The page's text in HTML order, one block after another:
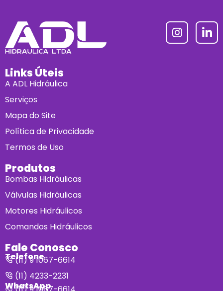
Links Úteis
A ADL Hidráulica
Serviços
Mapa do Site
Política de Privacidade
Termos de Uso
Produtos
Bombas Hidráulicas
Válvulas Hidráulicas
Motores Hidráulicos
Comandos Hidráulicos
Fale Conosco
Telefone
(11) 9 1067-6614
(11) 4233-2231
WhatsApp